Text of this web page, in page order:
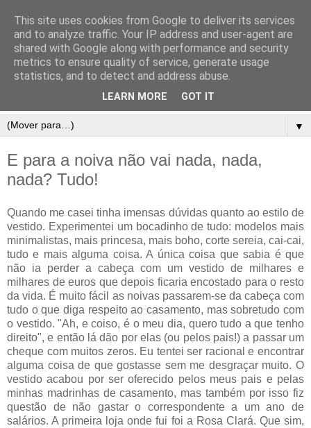
▼
E para a noiva não vai nada, nada,
nada? Tudo!
Quando me casei tinha imensas dúvidas quanto ao estilo de
vestido. Experimentei um bocadinho de tudo: modelos mais
minimalistas, mais princesa, mais boho, corte sereia, cai-cai,
tudo e mais alguma coisa. A única coisa que sabia é que
não ia perder a cabeça com um vestido de milhares e
milhares de euros que depois ficaria encostado para o resto
da vida. É muito fácil as noivas passarem-se da cabeça com
tudo o que diga respeito ao casamento, mas sobretudo com
o vestido. "Ah, e coiso, é o meu dia, quero tudo a que tenho
direito", e então lá dão por elas (ou pelos pais!) a passar um
cheque com muitos zeros. Eu tentei ser racional e encontrar
alguma coisa de que gostasse sem me desgraçar muito. O
vestido acabou por ser oferecido pelos meus pais e pelas
minhas madrinhas de casamento, mas também por isso fiz
questão de não gastar o correspondente a um ano de
salários. A primeira loja onde fui foi a Rosa Clará. Que sim,
This site uses cookies from Google to deliver its services
and to analyze traffic. Your IP address and user-agent are
shared with Google along with performance and security
metrics to ensure quality of service, generate usage
statistics, and to detect and address abuse.
LEARN MORE GOT IT